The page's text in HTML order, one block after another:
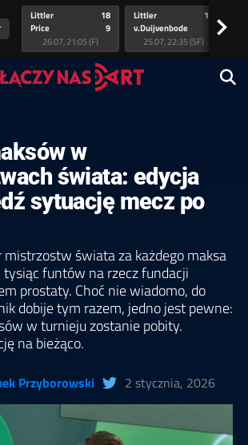
Littler
Price
18
9
26.07, 21:05 (F)
Littler
v.Duijvenbode
17
25.07, 22:35 (SF)
>
w
świata: edycja
sytuację mecz po
mistrzostw świata za każdego maksa
tysiąc funtów na rzecz fundacji
prostaty. Choć nie wiadomo, do
dobije tym razem, jedno jest pewne:
w turnieju zostanie pobity.
na bieżąco.
Przyborowski 2 stycznia, 2026